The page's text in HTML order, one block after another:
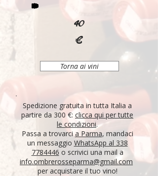
40
€
Torna ai vini
Spedizione gratuita in tutta Italia a
partire da 300 €: clicca qui per tutte
le condizioni.
Passa a trovarcia Parma, mandaci
un messaggio WhatsApp al 338
7784446 o scrivici una mail a
info.ombrerosseparma@gmail.com
per acquistare il tuo vino!